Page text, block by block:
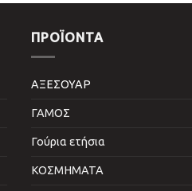
ΠΡΟΪΌΝΤΑ
ΑΞΕΣΟΥΑΡ
ΓΑΜΟΣ
Γούρια ετήσια
ΚΟΣΜΗΜΑΤΑ